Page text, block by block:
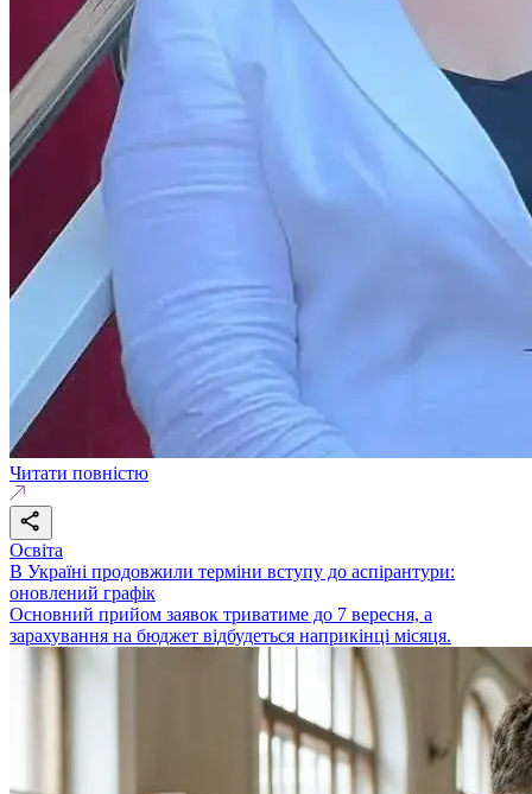
Читати повністю
Освіта
В Україні продовжили терміни вступу до аспірантури:
оновлений графік
Основний прийом заявок триватиме до 7 вересня, а
зарахування на бюджет відбудеться наприкінці місяця.